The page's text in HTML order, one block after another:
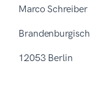
Marco Schreiber
12053 Berlin